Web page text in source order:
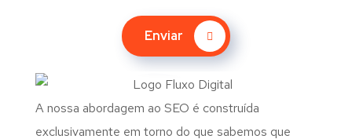
Enviar
A nossa abordagem ao SEO é construída
exclusivamente em torno do que sabemos que